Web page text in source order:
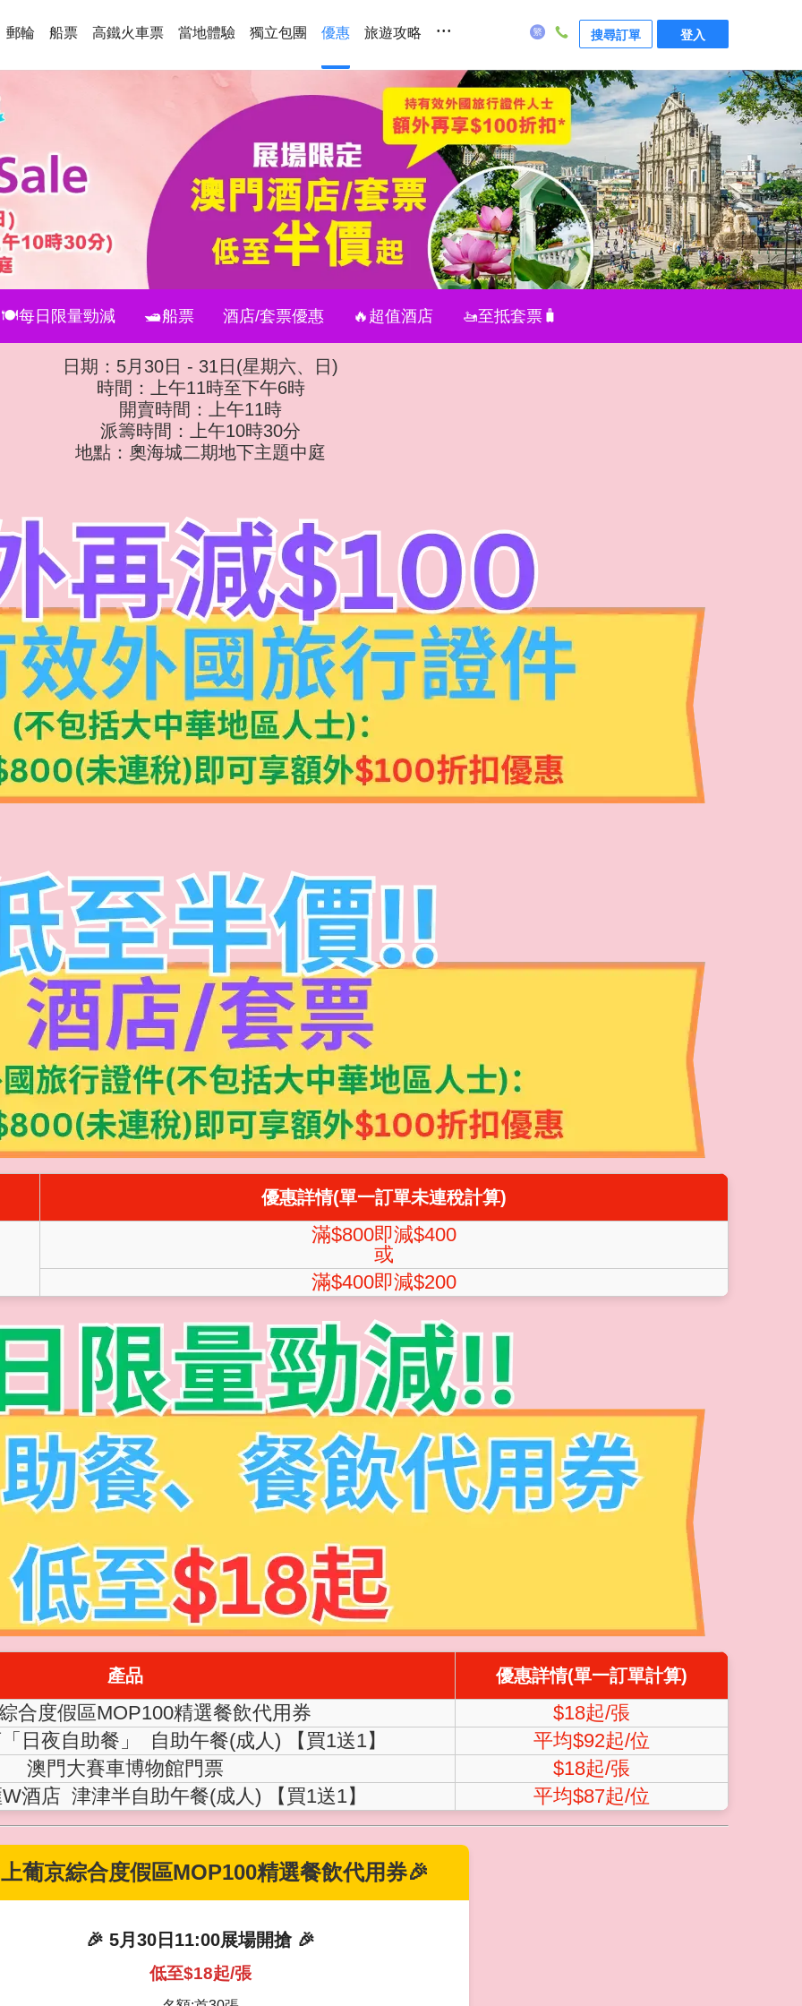
郵輪 船票 高鐵火車票 當地體驗 獨立包團 優惠 旅遊攻略 ... 搜尋訂單 登入
🍽️每日限量勁減 🛥️船票 酒店/套票優惠 🔥超值酒店 🚤至抵套票🧳
日期：5月30日 - 31日(星期六、日)
時間：上午11時至下午6時
開賣時間：上午11時
派籌時間：上午10時30分
地點：奧海城二期地下主題中庭
優惠詳情(單一訂單未連稅計算)
滿$800即減$400
或
滿$400即減$200
產品 優惠詳情(單一訂單計算)
合度假區MOP100精選餐飲代用券
$18起/張
日夜自助餐」 自助午餐(成人) 【買1送1】
平均$92起/位
澳門大賽車博物館門票
$18起/張
酒店 津津半自助午餐(成人) 【買1送1】
平均$87起/位
葡京綜合度假區MOP100精選餐飲代用券🎉
🎉 5月30日11:00展場開搶 🎉
低至$18起/張